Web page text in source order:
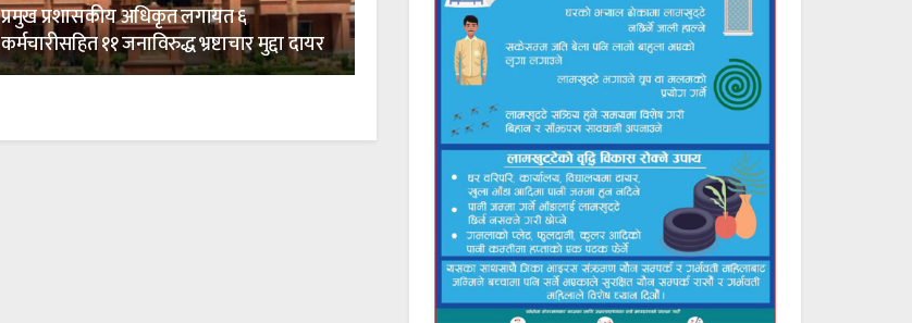
प्रमुख प्रशासकीय अधिकृत लगायत ६
कर्मचारीसहित ११ जनाविरुद्ध भ्रष्टाचार मुद्दा दायर